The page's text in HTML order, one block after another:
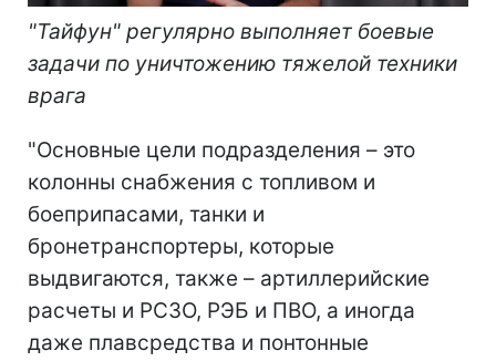
"Тайфун" регулярно выполняет боевые
задачи по уничтожению тяжелой техники
врага
"Основные цели подразделения – это
колонны снабжения с топливом и
боеприпасами, танки и
бронетранспортеры, которые
выдвигаются, также – артиллерийские
расчеты и РСЗО, РЭБ и ПВО, а иногда
даже плавсредства и понтонные